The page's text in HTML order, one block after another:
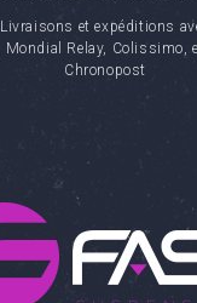
Livraisons et expéditions
Mondial Relay, Colissimo,
Chronopost